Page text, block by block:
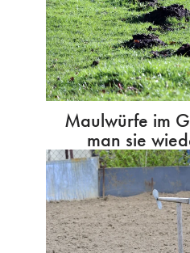
Maulwürfe im
man sie